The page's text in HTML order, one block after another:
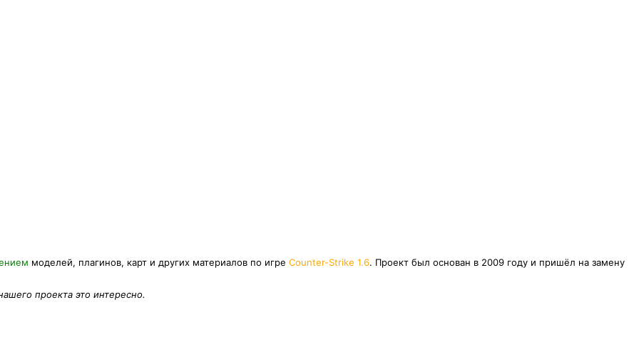
моделей, плагинов, карт и других материалов по игре Counter-Strike 1.6. Проект был основан в 2009 году и пришёл на замену
проекта это интересно.